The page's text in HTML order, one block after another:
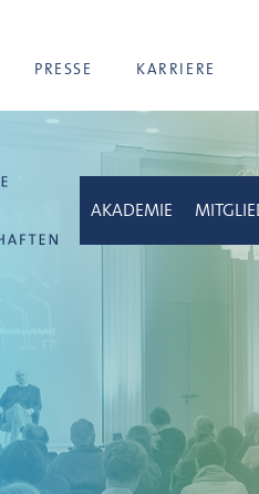
PRESSE KARRIERE
AKADEMIE